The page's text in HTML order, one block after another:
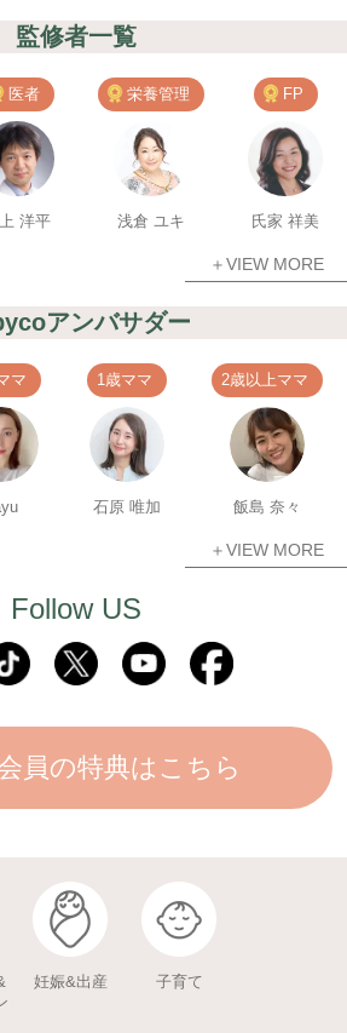
監修者一覧
医者
洋平
栄養管理
浅倉 ユキ
FP
氏家 祥美
＋VIEW MORE
アンバサダー
マ 1歳ママ
石原 唯加
2歳以上ママ
飯島 奈々
＋VIEW MORE
Follow US
員の特典はこちら
妊娠&出産 子育て